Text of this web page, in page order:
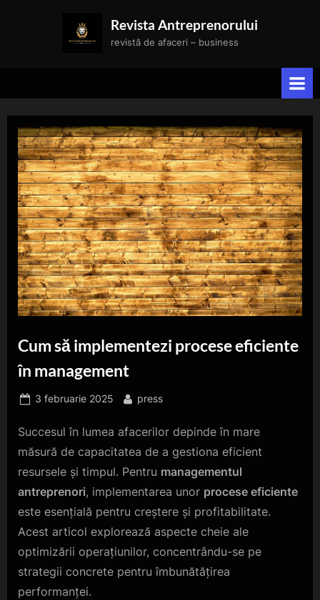
Revista Antreprenorului
revistă de afaceri – business
Cum să implementezi procese eficiente
în management
Posted
3 februarie 2025 By
press
Succesul în lumea afacerilor depinde în mare
măsură de capacitatea de a gestiona eficient
resursele și timpul. Pentru managementul
antreprenori, implementarea unor procese eficiente
este esențială pentru creștere și profitabilitate.
Acest articol explorează aspecte cheie ale
optimizării operațiunilor, concentrându-se pe
strategii concrete pentru îmbunătățirea
performanței.